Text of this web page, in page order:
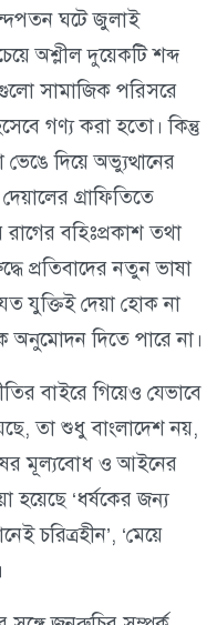
ঘটে জুলাই
অশ্লীল দুয়েকটি শব্দ
সামাজিক পরিসরে
গণ্য করা হতো। কিন্তু
দিয়ে অভ্যুত্থানের
গ্রাফিতিতে
বহিঃপ্রকাশ তথা
প্রতিবাদের নতুন ভাষা
যুক্তিই দেয়া হোক না
দিতে পারে না।
বাইরে গিয়েও যেভাবে
তা শুধু বাংলাদেশ নয়,
মূল্যবোধ ও আইনের
হয়েছে ‘ধর্ষকের জন্য
চরিত্রহীন’, ‘মেয়ে